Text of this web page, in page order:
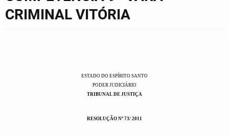
CRIMINAL VITÓRIA
ESTADO DO ESPÍRITO SANTO
PODER JUDICIÁRIO
TRIBUNAL DE JUSTIÇA
RESOLUÇÃO Nº 73/ 2011